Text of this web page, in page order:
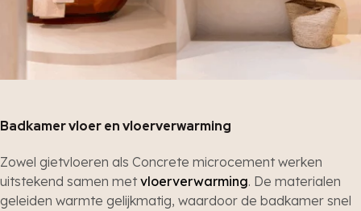
Badkamer vloer en vloerverwarming
Zowel gietvloeren als Concrete microcement werken
uitstekend samen met vloerverwarming. De materialen
geleiden warmte gelijkmatig, waardoor de badkamer snel